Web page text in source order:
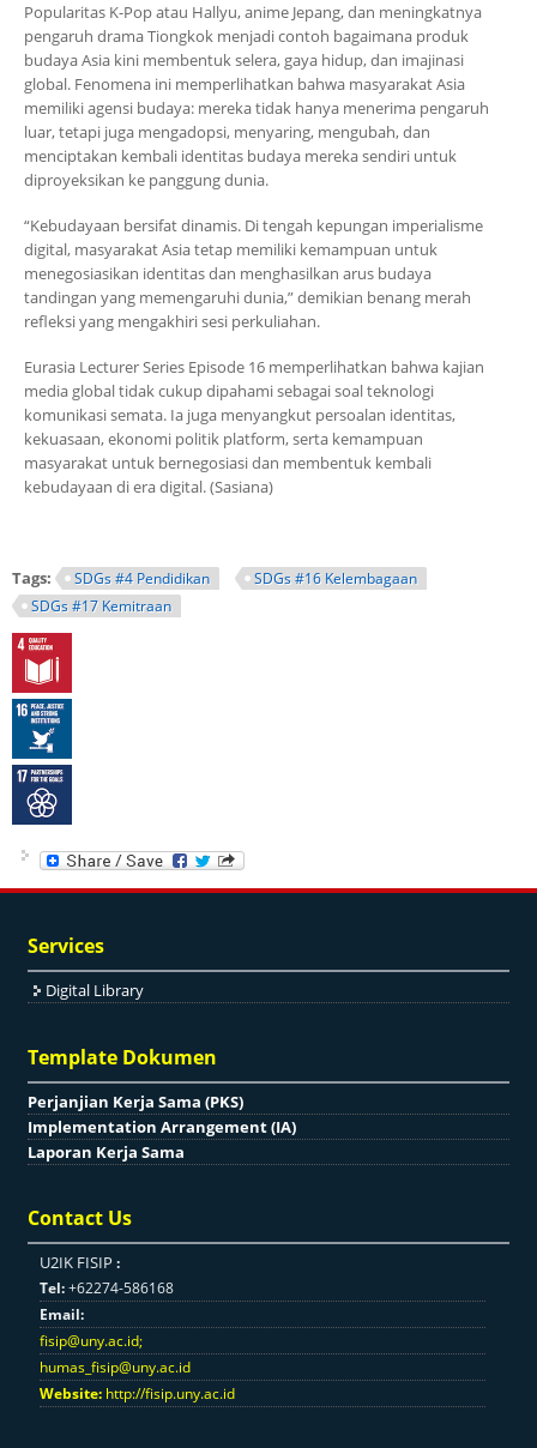
Popularitas K-Pop atau Hallyu, anime Jepang, dan meningkatnya
pengaruh drama Tiongkok menjadi contoh bagaimana produk
budaya Asia kini membentuk selera, gaya hidup, dan imajinasi
global. Fenomena ini memperlihatkan bahwa masyarakat Asia
memiliki agensi budaya: mereka tidak hanya menerima pengaruh
luar, tetapi juga mengadopsi, menyaring, mengubah, dan
menciptakan kembali identitas budaya mereka sendiri untuk
diproyeksikan ke panggung dunia.
“Kebudayaan bersifat dinamis. Di tengah kepungan imperialisme
digital, masyarakat Asia tetap memiliki kemampuan untuk
menegosiasikan identitas dan menghasilkan arus budaya
tandingan yang memengaruhi dunia,” demikian benang merah
refleksi yang mengakhiri sesi perkuliahan.
Eurasia Lecturer Series Episode 16 memperlihatkan bahwa kajian
media global tidak cukup dipahami sebagai soal teknologi
komunikasi semata. Ia juga menyangkut persoalan identitas,
kekuasaan, ekonomi politik platform, serta kemampuan
masyarakat untuk bernegosiasi dan membentuk kembali
kebudayaan di era digital. (Sasiana)
Tags: SDGs #4 Pendidikan
SDGs #16 Kelembagaan
SDGs #17 Kemitraan
Services
Digital Library
Template Dokumen
Perjanjian Kerja Sama (PKS)
Implementation Arrangement (IA)
Laporan Kerja Sama
Contact Us
U2IK FISIP :
Tel:+62274-586168
Email:
fisip@uny.ac.id;
humas_fisip@uny.ac.id
Website: http://fisip.uny.ac.id